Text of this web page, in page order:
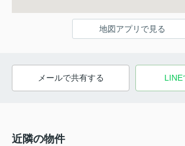
地図アプリで見る
メールで共有する LINE
近隣の物件